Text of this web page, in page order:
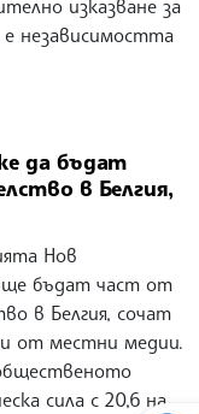
изказване за
независимостта
да бъдат
в Белгия,
Нов
ще бъдат част от
в Белгия, сочат
от местни медии.
сила с 20,6 на